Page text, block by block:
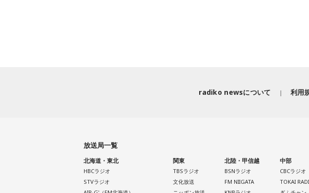
radiko newsについて 利用
放送局一覧
北海道・東北
HBCラジオ
STVラジオ
関東
TBSラジオ
文化放送
北陸・甲信越
BSNラジオ
FM NIIGATA
中部
CBCラジオ
TOKAI